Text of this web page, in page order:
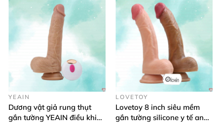
Cấu tạo chính đồ chơi người lớn cho nữmấy tập
ngực thông minh
Tên sản phẩm:đồ chơi người lớn cho nữmấy tập
YEAIN
Dương vật giả rung thụt
gắn tường YEAIN điều khiển
LOVETOY
Lovetoy 8 inch siêu mềm
gắn tường silicone y tế an